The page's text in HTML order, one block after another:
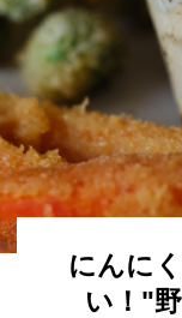
にんに
い！"